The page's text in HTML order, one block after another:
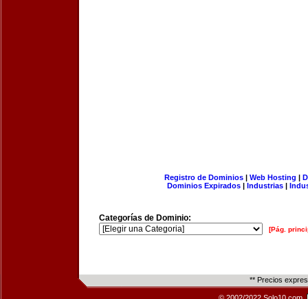
Registro de Dominios| Web Hosting |
Dominios Expirados | Industrias |
Categorías de Dominio:
[Pág.
** Precios